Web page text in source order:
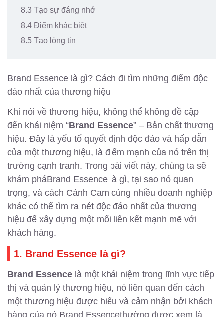
8.3 Tạo sự đáng nhớ
8.4 Điểm khác biệt
8.5 Tạo lòng tin
Brand Essence là gì? Cách đi tìm những điểm độc
đáo nhất của thương hiệu
Khi nói về thương hiệu, không thể không đề cập
đến khái niệm “Brand Essence” – Bản chất thương
hiệu. Đây là yếu tố quyết định độc đáo và hấp dẫn
của một thương hiệu, là điểm mạnh của nó trên thị
trường cạnh tranh. Trong bài viết này, chúng ta sẽ
khám pháBrand Essence là gì, tại sao nó quan
trọng, và cách Cánh Cam cùng nhiều doanh nghiệp
khác có thể tìm ra nét độc đáo nhất của thương
hiệu để xây dựng một mối liên kết mạnh mẽ với
khách hàng.
1. Brand Essence là gì?
Brand Essence là một khái niệm trong lĩnh vực tiếp
thị và quản lý thương hiệu, nó liên quan đến cách
một thương hiệu được hiểu và cảm nhận bởi khách
hàng của nó.Brand Essencethường được xem là